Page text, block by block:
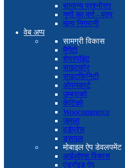
सामान्य प्रश्नोत्तर
गुणों का वर्ण - पत्र
मूल्य निगरानी
वेब अप्प
सामग्री विकास
मैगेंटो
शेयरपॉइंट
साइटकोर
साइटफ़िनिटी
ओपनकार्ट
उम्ब्राको
केंटिको
Woocommerce
जूमला
वर्डप्रेस
ड्रूपल
मोबाइल ऐप डेवलपमेंट
आईओएस विकास
एंड्रॉइड ऐप